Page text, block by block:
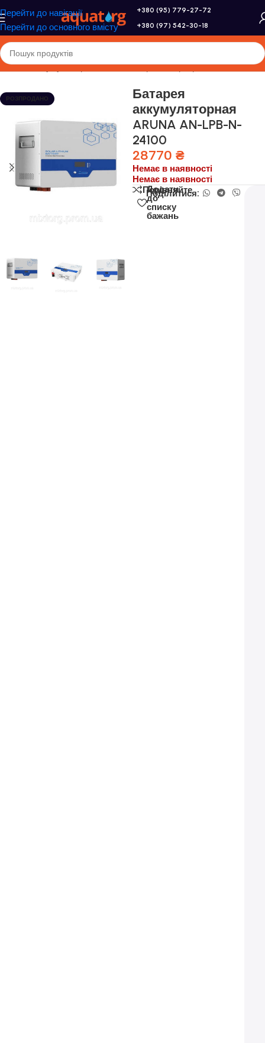
Перейти до навігації
Перейти до основного вмісту
+380 (95) 779-27-72
+380 (97) 542-30-18
Головна/Акумулятори, сонячні батареї, інвертори
РОЗПРОДАНО
Батарея
аккумуляторная
ARUNA AN-LPB-N-
24100
28770 ₴
Немає в наявності
Немає в наявності
Порівняйте
Додати
до
списку
бажань
Поділитися: